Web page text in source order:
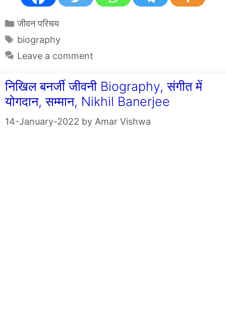
Categories
जीवन परिचय
Tags
biography
Leave a comment
निखिल बनर्जी जीवनी Biography, संगीत में
योगदान, सम्मान, Nikhil Banerjee
14-January-2022 by Amar Vishwa